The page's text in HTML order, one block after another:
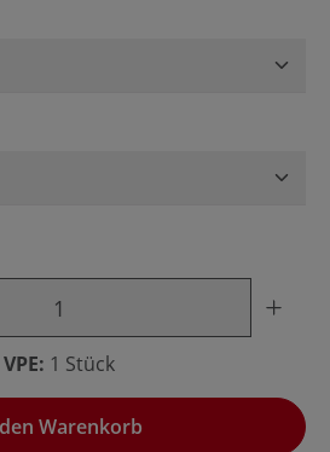
VPE: 1 Stück
Warenkorb